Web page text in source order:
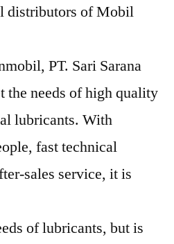
distributors of Mobil
PT. Sari Sarana
the needs of high quality
lubricants. With
fast technical
sales service, it is
of lubricants, but is